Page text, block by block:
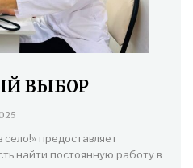
ВЫБОР
предоставляет
найти постоянную работу в